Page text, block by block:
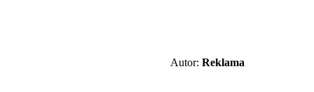
Autor: Reklama